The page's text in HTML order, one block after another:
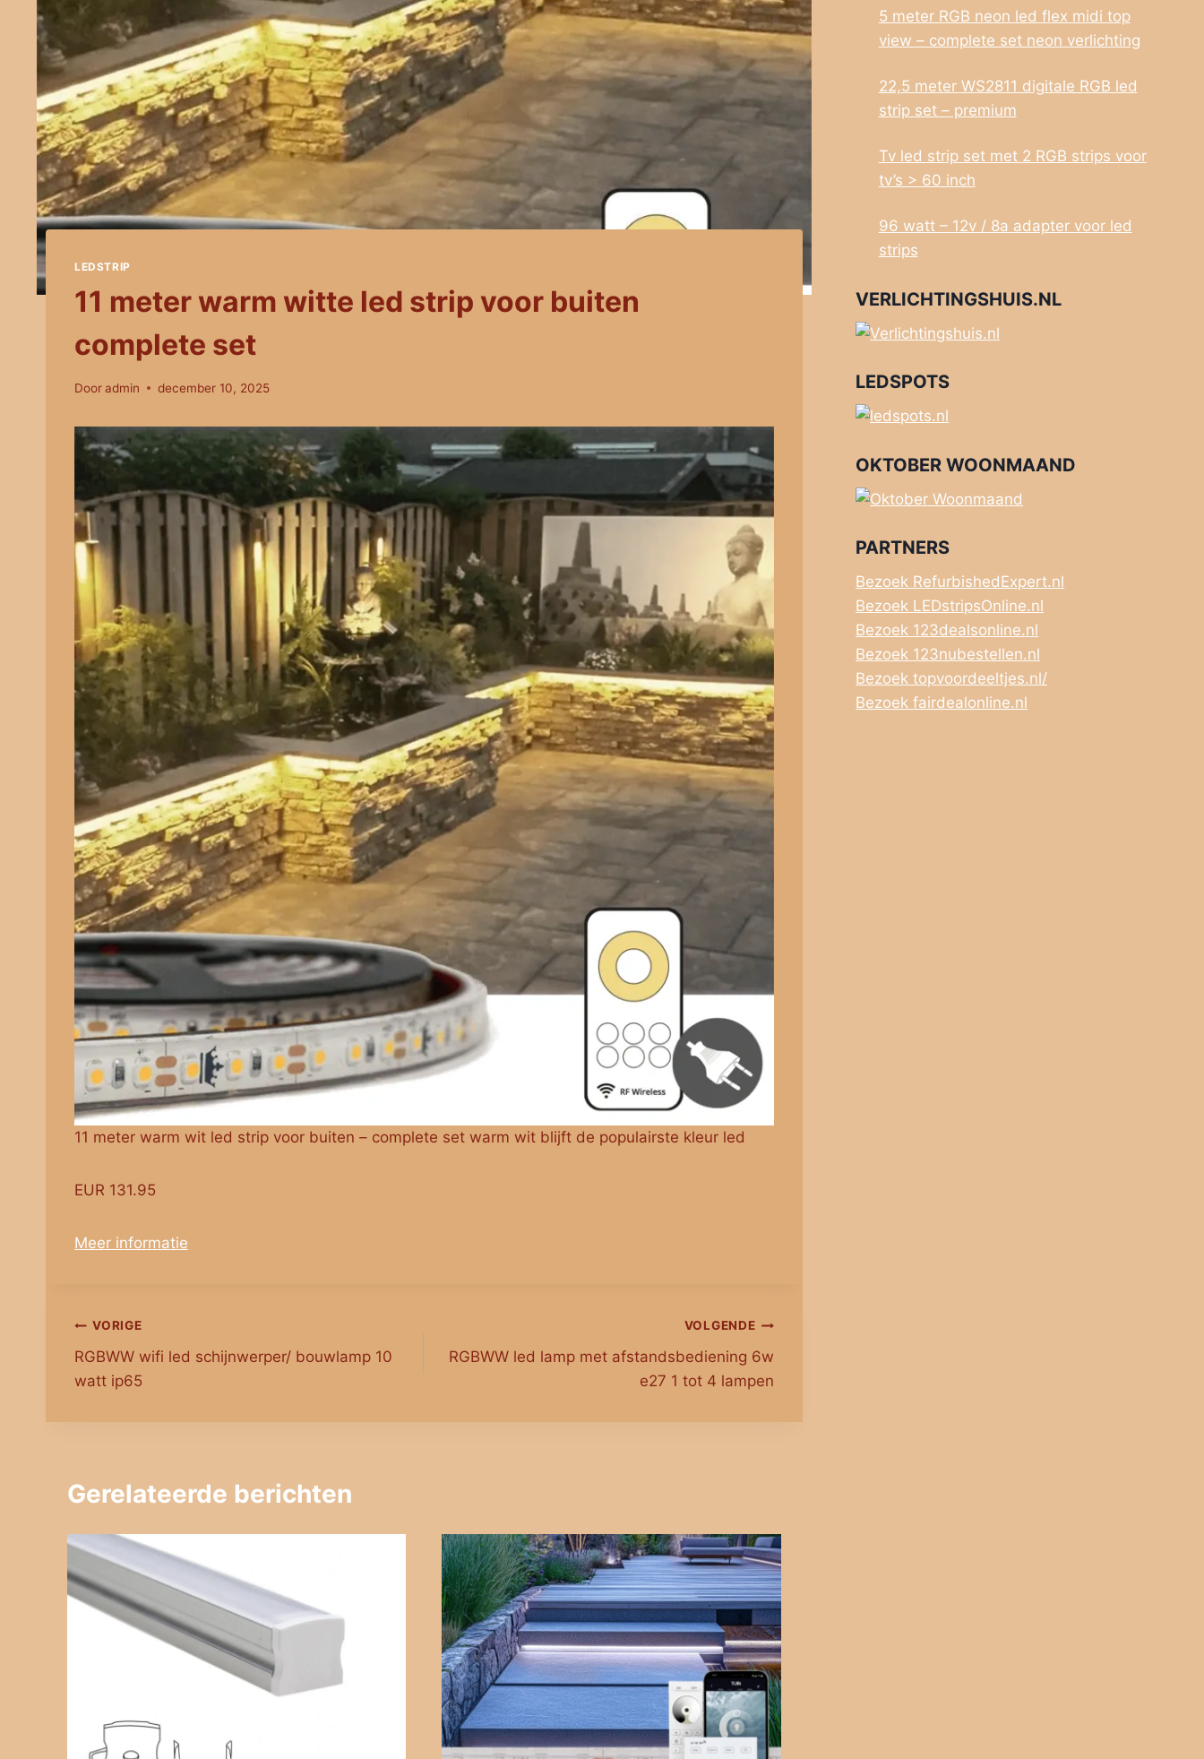
LEDSTRIP
11 meter warm witte led strip voor buiten
complete set
Dooradmin december 10, 2025
11 meter warm wit led strip voor buiten – complete set warm wit blijft de populairste kleur led
EUR 131.95
Meer informatie
Bericht
navigatie
VORIGE
RGBWW wifi led schijnwerper/ bouwlamp 10
watt ip65
VOLGENDE
RGBWW led lamp met afstandsbediening 6w
e27 1 tot 4 lampen
Gerelateerde berichten
5 meter RGB neon led flex midi top
view – complete set neon verlichting
22,5 meter WS2811 digitale RGB led
strip set – premium
Tv led strip set met 2 RGB strips voor
tv’s > 60 inch
96 watt – 12v / 8a adapter voor led
strips
VERLICHTINGSHUIS.NL
LEDSPOTS
OKTOBER WOONMAAND
PARTNERS
Bezoek RefurbishedExpert.nl
Bezoek LEDstripsOnline.nl
Bezoek 123dealsonline.nl
Bezoek 123nubestellen.nl
Bezoek topvoordeeltjes.nl/
Bezoek fairdealonline.nl